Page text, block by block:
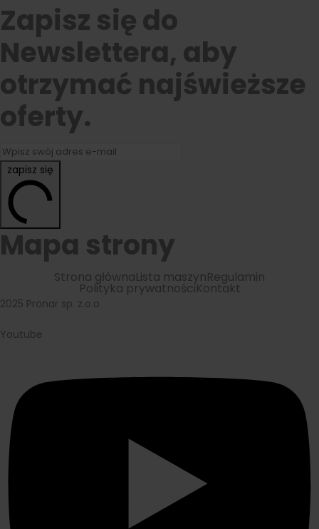
Zapisz się do
Newslettera, aby
otrzymać najświeższe
oferty.
zapisz się
Mapa strony
Strona głównaLista maszynRegulamin
Polityka prywatnościKontakt
2025 Pronar sp. z.o.o
Youtube